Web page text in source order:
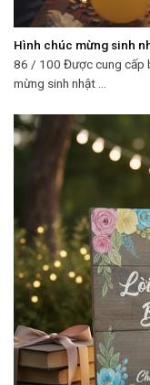
Hình chúc mừng sinh
86 / 100 Được cung cấp
mừng sinh nhật ...